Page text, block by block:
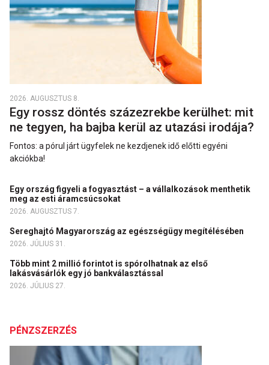
2026. AUGUSZTUS 8.
Egy rossz döntés százezrekbe kerülhet: mit
ne tegyen, ha bajba kerül az utazási irodája?
Fontos: a pórul járt ügyfelek ne kezdjenek idő előtti egyéni
akciókba!
Egy ország figyeli a fogyasztást – a vállalkozások menthetik
meg az esti áramcsúcsokat
2026. AUGUSZTUS 7.
Sereghajtó Magyarország az egészségügy megítélésében
2026. JÚLIUS 31.
Több mint 2 millió forintot is spórolhatnak az első
lakásvásárlók egy jó bankválasztással
2026. JÚLIUS 27.
PÉNZSZERZÉS